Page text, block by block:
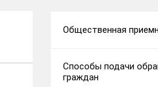
Общественная
Способы подачи
граждан